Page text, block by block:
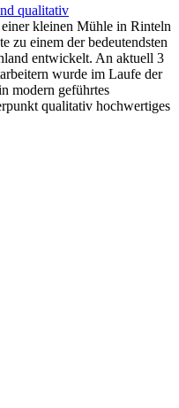
qualitativ
kleinen Mühle in Rinteln
zu einem der bedeutendsten
entwickelt. An aktuell 3
wurde im Laufe der
modern geführtes
qualitativ hochwertiges